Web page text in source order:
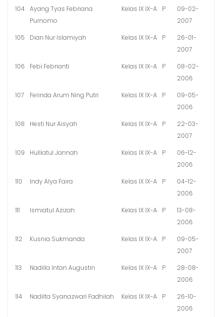
104 Ayang Tyas Febriana
Purnomo
Kelas IX IX-A P
09-02-
2007
105
Dian Nur Islamiyah Kelas IX IX-A P
26-01-
2007
106
Febi Febrianti Kelas IX IX-A P
08-02-
2006
107
Ferinda Arum Ning Putri Kelas IX IX-A P
09-05-
2006
108
Hesti Nur Aisyah Kelas IX IX-A P
22-03-
2007
109
Hulliatul Jannah Kelas IX IX-A P
06-12-
2006
110
Indy Alya Faira Kelas IX IX-A P
04-12-
2006
111
Ismiatul Azizah Kelas IX IX-A P
13-08-
2006
112
Kusnia Sukmanda Kelas IX IX-A P
09-05-
2007
113
Nadilla Intan Augustin Kelas IX IX-A P
28-08-
2006
114
Nadilta Syanazwari Fadhilah Kelas IX IX-A P
26-10-
2006